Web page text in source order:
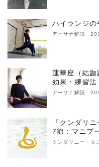
ハイランジ
アーサナ解説
蓮華座（結跏
効果・練習法
アーサナ解説
「クンダリ
7節：マニプ
クンダリニー・